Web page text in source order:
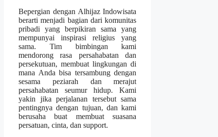
Bepergian dengan Alhijaz Indowisata
berarti menjadi bagian dari komunitas
pribadi yang berpikiran sama yang
mempunyai inspirasi religius yang
sama. Tim bimbingan kami
mendorong rasa persahabatan dan
persekutuan, membuat lingkungan di
mana Anda bisa tersambung dengan
sesama peziarah dan merajut
persahabatan seumur hidup. Kami
yakin jika perjalanan tersebut sama
pentingnya dengan tujuan, dan kami
berusaha buat membuat suasana
persatuan, cinta, dan support.